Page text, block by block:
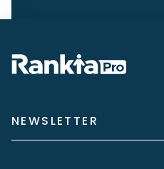
NEWSLETTER